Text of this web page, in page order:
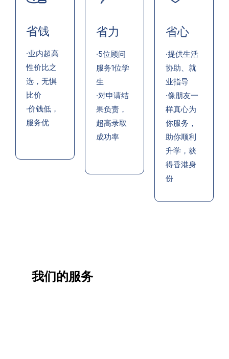
省钱
·业内超高
性价比之
选，无惧
比价
·价钱低，
服务优
省力
·5位顾问
服务1位学
生
·对申请结
果负责，
超高录取
成功率
省心
·提供生活
协助、就
业指导
·像朋友一
样真心为
你服务，
助你顺利
升学，获
得香港身
份
我们的服务